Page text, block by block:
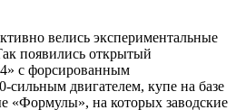
велись экспериментальные
появились открытый
с форсированным
сильным двигателем, купе на базе
«Формулы», на которых заводские